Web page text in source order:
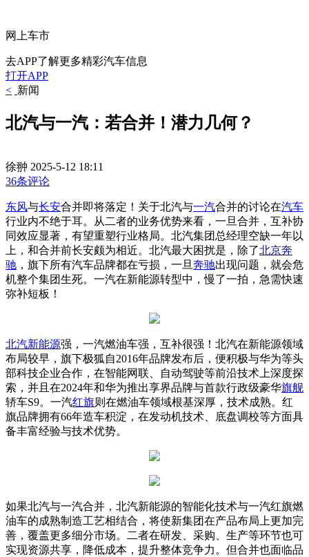
网上车市
去APP了解更多精彩汽车信息
打开APP
< 新闻
北汽与一汽：若合并！潜力几何？
徐翀 2025-5-12 18:11
36条评论
东风与长安合并即将落定！关于北汽与一汽合并的讨论在汽车
行业内不绝于耳。从二者的业务优势来看，一旦合并，互补协
同效应显著，有望重塑行业格局。北汽集团总经理空缺一年以
上，和合并前长安颇为相近。北汽最大困扰是，除了北京奔
驰 ，旗下所有汽车品牌都在亏损，一旦奔驰出现问题，就会危
机整个集团生死。一汽在新能源转型中，慢了一拍，急需快速
弥补短板！
北汽新能源强，一汽燃油车强，互补很强！北汽在新能源领域
布局较早，旗下极狐自2016年品牌发布后，便积极与华为等头
部科技企业合作，在智能网联、自动驾驶等前沿技术上深度探
索，并且在2024年和华为推出享界品牌与首款行政级豪华旗舰
轿车S9。一汽红旗则在燃油车领域根基深厚，技术成熟。红
旗品牌拥有66年造车积淀，在发动机技术、底盘调校等方面具
备丰富经验与技术优势。
如果北汽与一汽合并，北汽新能源的智能化技术与一汽红旗燃
油车的成熟制造工艺相结合，将使新集团在产品布局上更加完
善，覆盖更多细分市场。二者在研发、采购、生产等环节也可
实现资源共享，降低成本，提升整体竞争力。但合并也面临品